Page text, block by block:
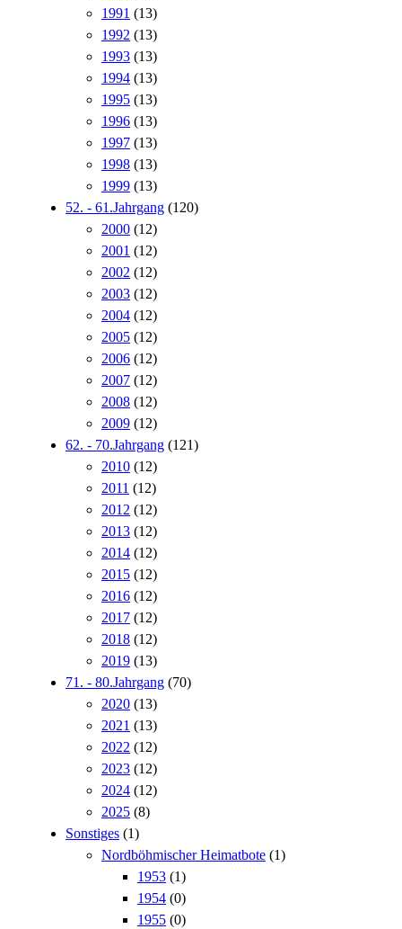
1991 (13)
1992 (13)
1993 (13)
1994 (13)
1995 (13)
1996 (13)
1997 (13)
1998 (13)
1999 (13)
52. - 61.Jahrgang (120)
2000 (12)
2001 (12)
2002 (12)
2003 (12)
2004 (12)
2005 (12)
2006 (12)
2007 (12)
2008 (12)
2009 (12)
62. - 70.Jahrgang (121)
2010 (12)
2011 (12)
2012 (12)
2013 (12)
2014 (12)
2015 (12)
2016 (12)
2017 (12)
2018 (12)
2019 (13)
71. - 80.Jahrgang (70)
2020 (13)
2021 (13)
2022 (12)
2023 (12)
2024 (12)
2025 (8)
Sonstiges (1)
Nordböhmischer Heimatbote (1)
1953 (1)
1954 (0)
1955 (0)